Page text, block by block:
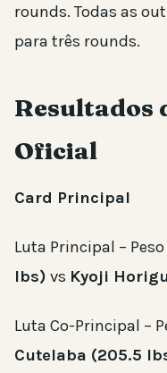
rounds. Todas as
para três rounds.
Resultados
Oficial
Card Principal
Luta Principal –
lbs) vs Kyoji
Luta Co-Principal –
Cutelaba (205.5